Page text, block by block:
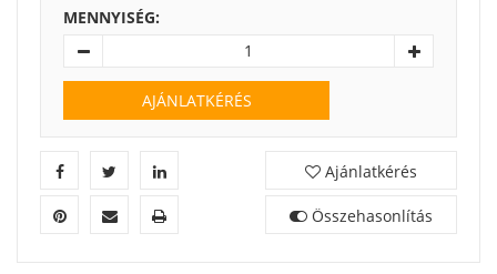
MENNYISÉG:
AJÁNLATKÉRÉS
Ajánlatkérés
Összehasonlítás